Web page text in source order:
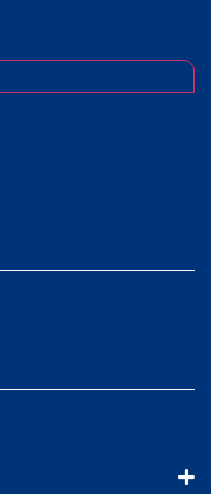
PMEDA, le Tribunal
PMEDA déjà
d’une expertise